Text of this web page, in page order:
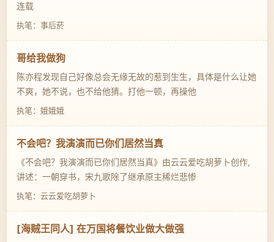
连载
执笔：事后菸
哥给我做狗
陈亦程发现自己好像总会无缘无故的惹到生生，具体是什么让她
不爽，她不说，也不给他猜。打他一顿，再操他
执笔：娥娥娥
不会吧？我演演而已你们居然当真
《不会吧？我演演而已你们居然当真》由云云爱吃胡萝卜创作,
讲述：一朝穿书，宋九歌除了继承原主稀烂悲惨
执笔：云云爱吃胡萝卜
[海贼王同人] 在万国将餐饮业做大做强